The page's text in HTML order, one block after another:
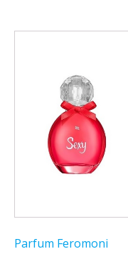
Parfum Feromoni